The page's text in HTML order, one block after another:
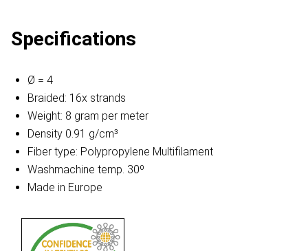
Specifications
Ø = 4
Braided: 16x strands
Weight: 8 gram per meter
Density 0.91 g/cm³
Fiber type: Polypropylene Multifilament
Washmachine temp. 30º
Made in Europe